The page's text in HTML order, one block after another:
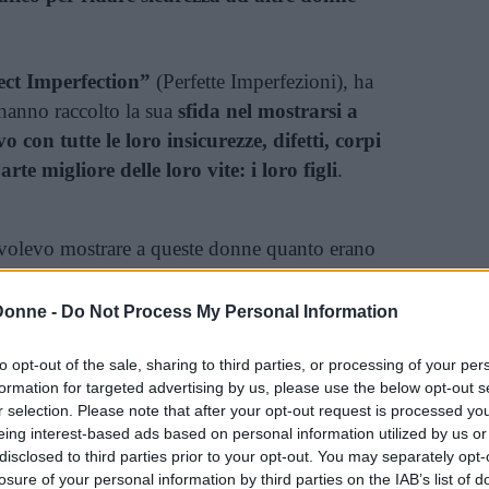
- Do Not Process My Personal Information
opt-out of the sale, sharing to third parties, or processing of your
for targeted advertising by us, please use the below opt-out
selection. Please note that after your opt-out request is processed
interest-based ads based on personal information utilized by us
to third parties prior to your opt-out. You may separately
of your personal information by third parties on the IAB’s list of
Imperfection” (Perfette Imperfezioni), ha
raccolto la sua sfida nel mostrarsi a
con tutte le loro insicurezze, difetti, corpi
migliore delle loro vite: i loro figli.
mostrare a queste donne quanto erano
di onesto per dargli forza e riconoscere il
modo di essere a loro agio con il corpo,
con la speranza di dargli così potere.”
che Neely si sarebbe mai aspettata e ad oggi
con indosso solo la biancheria intima e